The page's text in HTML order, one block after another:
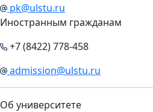
pk@ulstu.ru
Иностранным гражданам
+7 (8422) 778-458
admission@ulstu.ru
Об университете